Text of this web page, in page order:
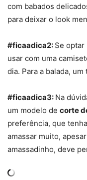
com babados
para deixar o look
#ficaadica2: Se optar
usar com uma
dia. Para a balada,
#ficaadica3: Na
um modelo de corte
preferência, que
amassar muito,
amassadinho, deve